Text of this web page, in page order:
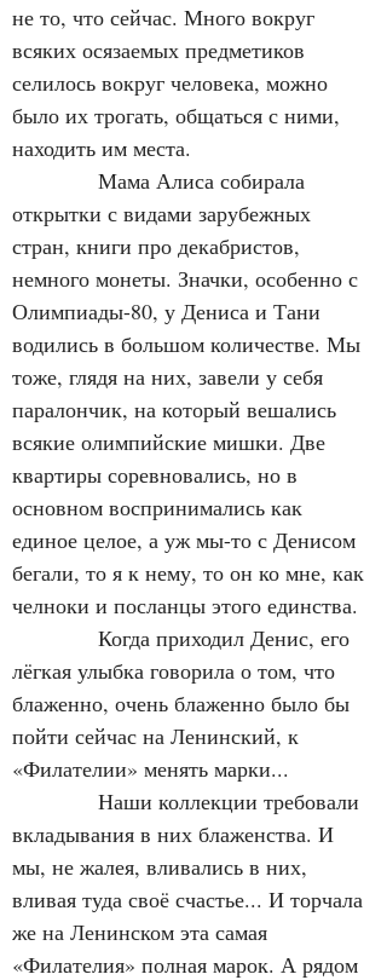
не то, что сейчас. Много вокруг
всяких осязаемых предметиков
селилось вокруг человека, можно
было их трогать, общаться с ними,
находить им места.
Мама Алиса собирала
открытки с видами зарубежных
стран, книги про декабристов,
немного монеты. Значки, особенно с
Олимпиады-80, у Дениса и Тани
водились в большом количестве. Мы
тоже, глядя на них, завели у себя
паралончик, на который вешались
всякие олимпийские мишки. Две
квартиры соревновались, но в
основном воспринимались как
единое целое, а уж мы-то с Денисом
бегали, то я к нему, то он ко мне, как
челноки и посланцы этого единства.
Когда приходил Денис, его
лёгкая улыбка говорила о том, что
блаженно, очень блаженно было бы
пойти сейчас на Ленинский, к
«Филателии» менять марки...
Наши коллекции требовали
вкладывания в них блаженства. И
мы, не жалея, вливались в них,
вливая туда своё счастье... И торчала
же на Ленинском эта самая
«Филателия» полная марок. А рядом